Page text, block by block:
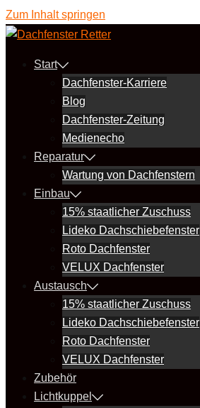
Zum Inhalt springen
Start
Dachfenster-Karriere
Blog
Dachfenster-Zeitung
Medienecho
Reparatur
Wartung von Dachfenstern
Einbau
15% staatlicher Zuschuss
Lideko Dachschiebefenster
Roto Dachfenster
VELUX Dachfenster
Austausch
15% staatlicher Zuschuss
Lideko Dachschiebefenster
Roto Dachfenster
VELUX Dachfenster
Zubehör
Lichtkuppel